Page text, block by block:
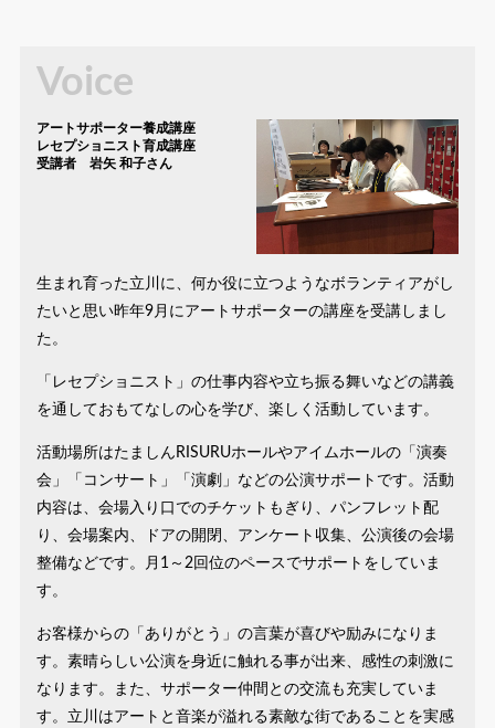
Voice
アートサポーター養成講座
レセプショニスト育成講座
受講者 岩矢 和子さん
生まれ育った立川に、何か役に立つようなボランティアがし
たいと思い昨年9月にアートサポーターの講座を受講しまし
た。
「レセプショニスト」の仕事内容や立ち振る舞いなどの講義
を通しておもてなしの心を学び、楽しく活動しています。
活動場所はたましんRISURUホールやアイムホールの「演奏
会」「コンサート」「演劇」などの公演サポートです。活動
内容は、会場入り口でのチケットもぎり、パンフレット配
り、会場案内、ドアの開閉、アンケート収集、公演後の会場
整備などです。月1～2回位のペースでサポートをしていま
す。
お客様からの「ありがとう」の言葉が喜びや励みになりま
す。素晴らしい公演を身近に触れる事が出来、感性の刺激に
なります。また、サポーター仲間との交流も充実していま
す。立川はアートと音楽が溢れる素敵な街であることを実感